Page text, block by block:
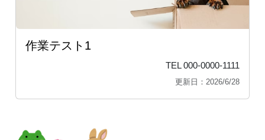
作業テスト1
TEL 000-0000-1111
更新日：2026/6/28